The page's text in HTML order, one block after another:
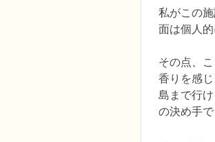
私がこの
面は個人
その点、
香りを感
島まで行
の決め手で